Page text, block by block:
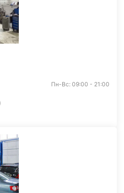
Пн-Вс: 09:00 - 21:00